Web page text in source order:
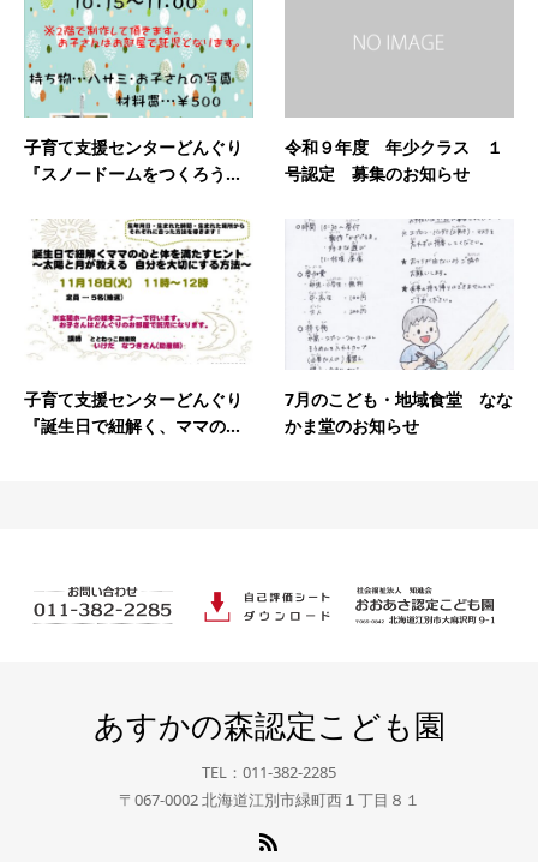
子育て支援センターどんぐり
『スノードームをつくろう...
令和９年度 年少クラス １
号認定 募集のお知らせ
子育て支援センターどんぐり
『誕生日で紐解く、ママの...
7月のこども・地域食堂 なな
かま堂のお知らせ
あすかの森認定こども園
TEL：011-382-2285
〒067-0002 北海道江別市緑町西１丁目８１